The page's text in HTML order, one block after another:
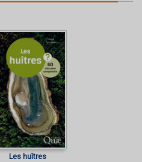
Les huîtres